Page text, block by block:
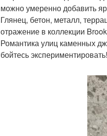
можно умеренно добавить
Глянец, бетон, металл,
отражение в коллекции
Романтика улиц каменных
бойтесь